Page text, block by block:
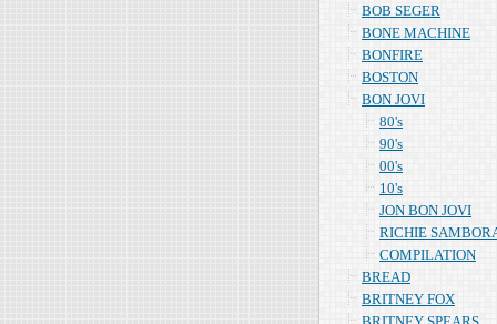
BOB SEGER
BONE MACHINE
BONFIRE
BOSTON
BON JOVI
80's
90's
00's
10's
JON BON JOVI
RICHIE
COMPILATION
BREAD
BRITNEY FOX
BRITNEY SPEARS